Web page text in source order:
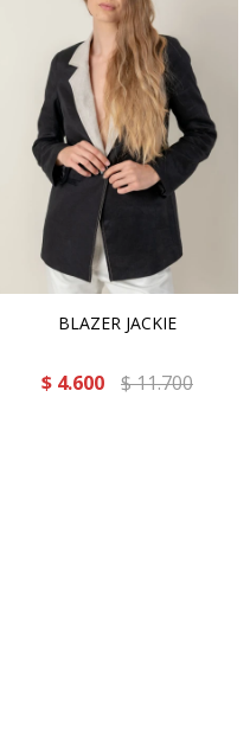
BLAZER JACKIE
$ 4.600 $11.700